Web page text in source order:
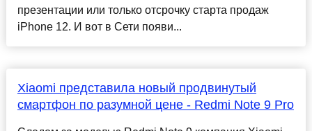
презентации или только отсрочку старта продаж
iPhone 12. И вот в Сети появи...
Xiaomi представила новый продвинутый
смартфон по разумной цене - Redmi Note 9 Pro